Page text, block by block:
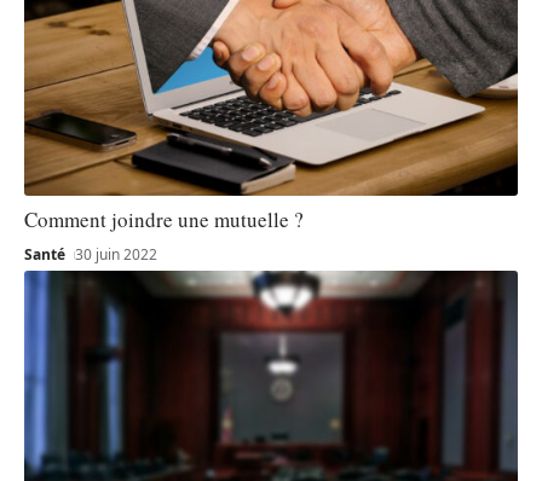
Comment joindre une mutuelle ?
Santé 30 juin 2022